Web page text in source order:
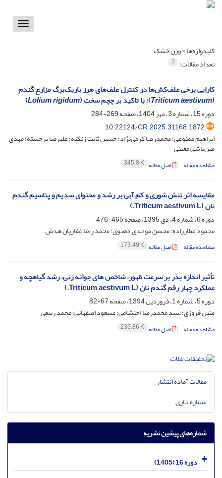
Toggle
کلیدواژه‌ها =وزن خشک
تعداد مقالات: 3
کارایی برخی علف‌کش‌ها در کنترل علف‌های ‌هرز باریک‌برگ مزارع گندم
(
Triticum aestivum): با تاکید بر چچم سخت (Lolium rigidum
)
دوره 15، شماره 3، مهر 1404، صفحه
269-284
10.22124/CR.2025.31168.1872
ابراهیم ممنوعی؛ محمدرضا کرمی‌نژاد؛ حسین ثابت زنگنه؛ علیرضا برجسته؛ مهدی
مین‌باشی معینی
مشاهده مقاله اصل مقاله 345.8 K
مقایسه اثر تنش شوری و کم آبی بر رشد و محتوای سدیم و پتاسیم گندم
نان (Triticum aestivum L.)
دوره 6، شماره 4، دی 1395، صفحه
465-476
محمود عطارزاده؛ محسن موحدی دهنوی؛ محمد رضا غفاریان هدش
مشاهده مقاله اصل مقاله 173.49 K
تأثیر اندازه بذر بر سرعت ظهور، شاخص های جوانه زنی، رشد گیاهچه و
عملکرد چهار رقم گندم نان (Triticum aestivum L.)
دوره 5، شماره 1، فروردین 1394، صفحه
67-82
متین فروزی؛ سید محمدرضا احتشامی؛ مسعود اصفهانی؛ محمد ربیعی
مشاهده مقاله اصل مقاله 236.86 K
مقالات آماده انتشار
شماره جاری
شماره‌های پیشین نشریه
دوره 16 (1405)